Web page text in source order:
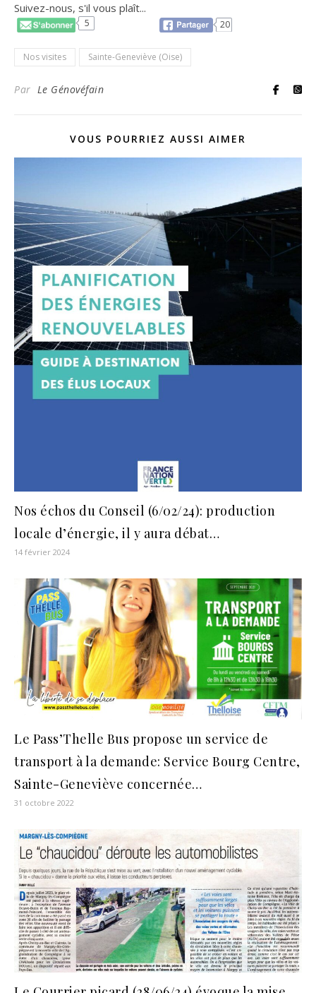
Suivez-nous, s'il vous plaît...
5 20
Nos visites Sainte-Geneviève (Oise)
Par Le Génovéfain
VOUS POURRIEZ AUSSI AIMER
Nos échos du Conseil (6/02/24): production
locale d’énergie, il y aura débat…
14 février 2024
Le Pass’Thelle Bus propose un service de
transport à la demande: Service Bourg Centre,
Sainte-Geneviève concernée…
31 octobre 2022